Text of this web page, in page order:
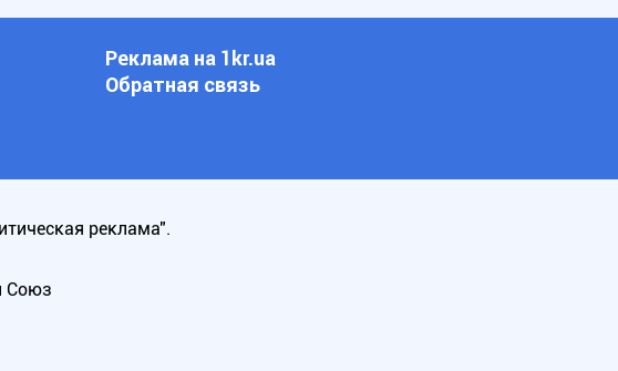
Реклама на 1kr.ua
Обратная связь
реклама".
Союз